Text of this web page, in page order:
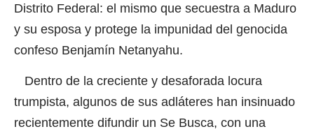
Distrito Federal: el mismo que secuestra a Maduro
y su esposa y protege la impunidad del genocida
confeso Benjamín Netanyahu.
Dentro de la creciente y desaforada locura
trumpista, algunos de sus adláteres han insinuado
recientemente difundir un Se Busca, con una